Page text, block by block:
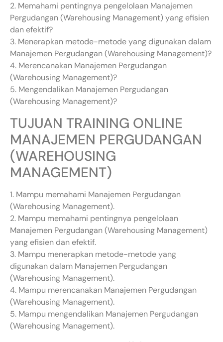
2. Memahami pentingnya pengelolaan Manajemen
Pergudangan (Warehousing Management) yang efisien
dan efektif?
3. Menerapkan metode-metode yang digunakan dalam
Manajemen Pergudangan (Warehousing Management)?
4. Merencanakan Manajemen Pergudangan
(Warehousing Management)?
5. Mengendalikan Manajemen Pergudangan
(Warehousing Management)?
TUJUAN TRAINING ONLINE
MANAJEMEN PERGUDANGAN
(WAREHOUSING
MANAGEMENT)
1. Mampu memahami Manajemen Pergudangan
(Warehousing Management).
2. Mampu memahami pentingnya pengelolaan
Manajemen Pergudangan (Warehousing Management)
yang efisien dan efektif.
3. Mampu menerapkan metode-metode yang
digunakan dalam Manajemen Pergudangan
(Warehousing Management).
4. Mampu merencanakan Manajemen Pergudangan
(Warehousing Management).
5. Mampu mengendalikan Manajemen Pergudangan
(Warehousing Management).